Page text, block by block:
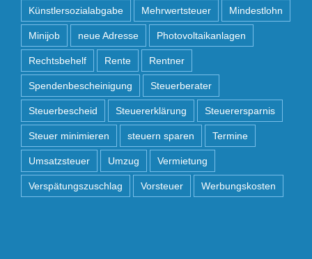
Künstlersozialabgabe Mehrwertsteuer Mindestlohn
Minijob neue Adresse Photovoltaikanlagen
Rechtsbehelf Rente Rentner
Spendenbescheinigung Steuerberater
Steuerbescheid Steuererklärung Steuerersparnis
Steuer minimieren steuern sparen Termine
Umsatzsteuer Umzug Vermietung
Verspätungszuschlag Vorsteuer Werbungskosten